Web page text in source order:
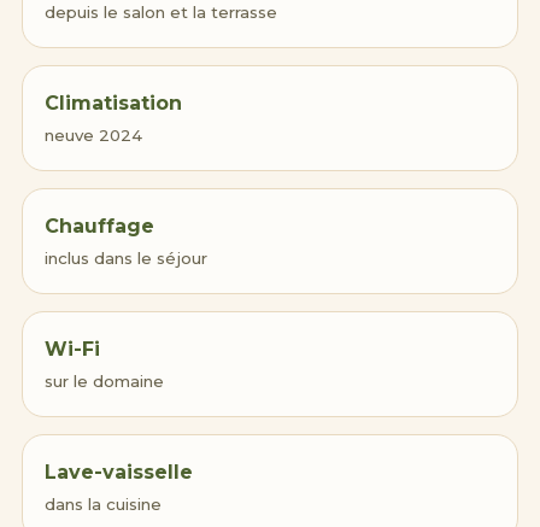
depuis le salon et la terrasse
Climatisation
neuve 2024
Chauffage
inclus dans le séjour
Wi-Fi
sur le domaine
Lave-vaisselle
dans la cuisine